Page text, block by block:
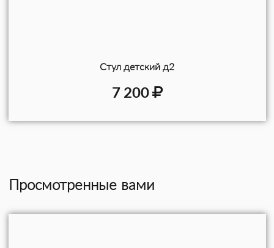
Стул детский д2
7 200
Просмотренные вами